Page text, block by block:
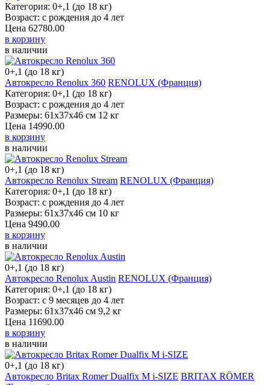
Категория: 0+,1 (до 18 кг)
Возраст: с рождения до 4 лет
Цена 62780.00
в корзину
в наличии
0+,1 (до 18 кг)
Автокресло Renolux 360 RENOLUX (Франция)
Категория: 0+,1 (до 18 кг)
Возраст: с рождения до 4 лет
Размеры: 61х37х46 см 12 кг
Цена 14990.00
в корзину
в наличии
0+,1 (до 18 кг)
Автокресло Renolux Stream RENOLUX (Франция)
Категория: 0+,1 (до 18 кг)
Возраст: с рождения до 4 лет
Размеры: 61х37х46 см 10 кг
Цена 9490.00
в корзину
в наличии
0+,1 (до 18 кг)
Автокресло Renolux Austin RENOLUX (Франция)
Категория: 0+,1 (до 18 кг)
Возраст: с 9 месяцев до 4 лет
Размеры: 61х37х46 см 9,2 кг
Цена 11690.00
в корзину
в наличии
0+,1 (до 18 кг)
Автокресло Britax Romer Dualfix M i-SIZE BRITAX RÖMER (Германия)